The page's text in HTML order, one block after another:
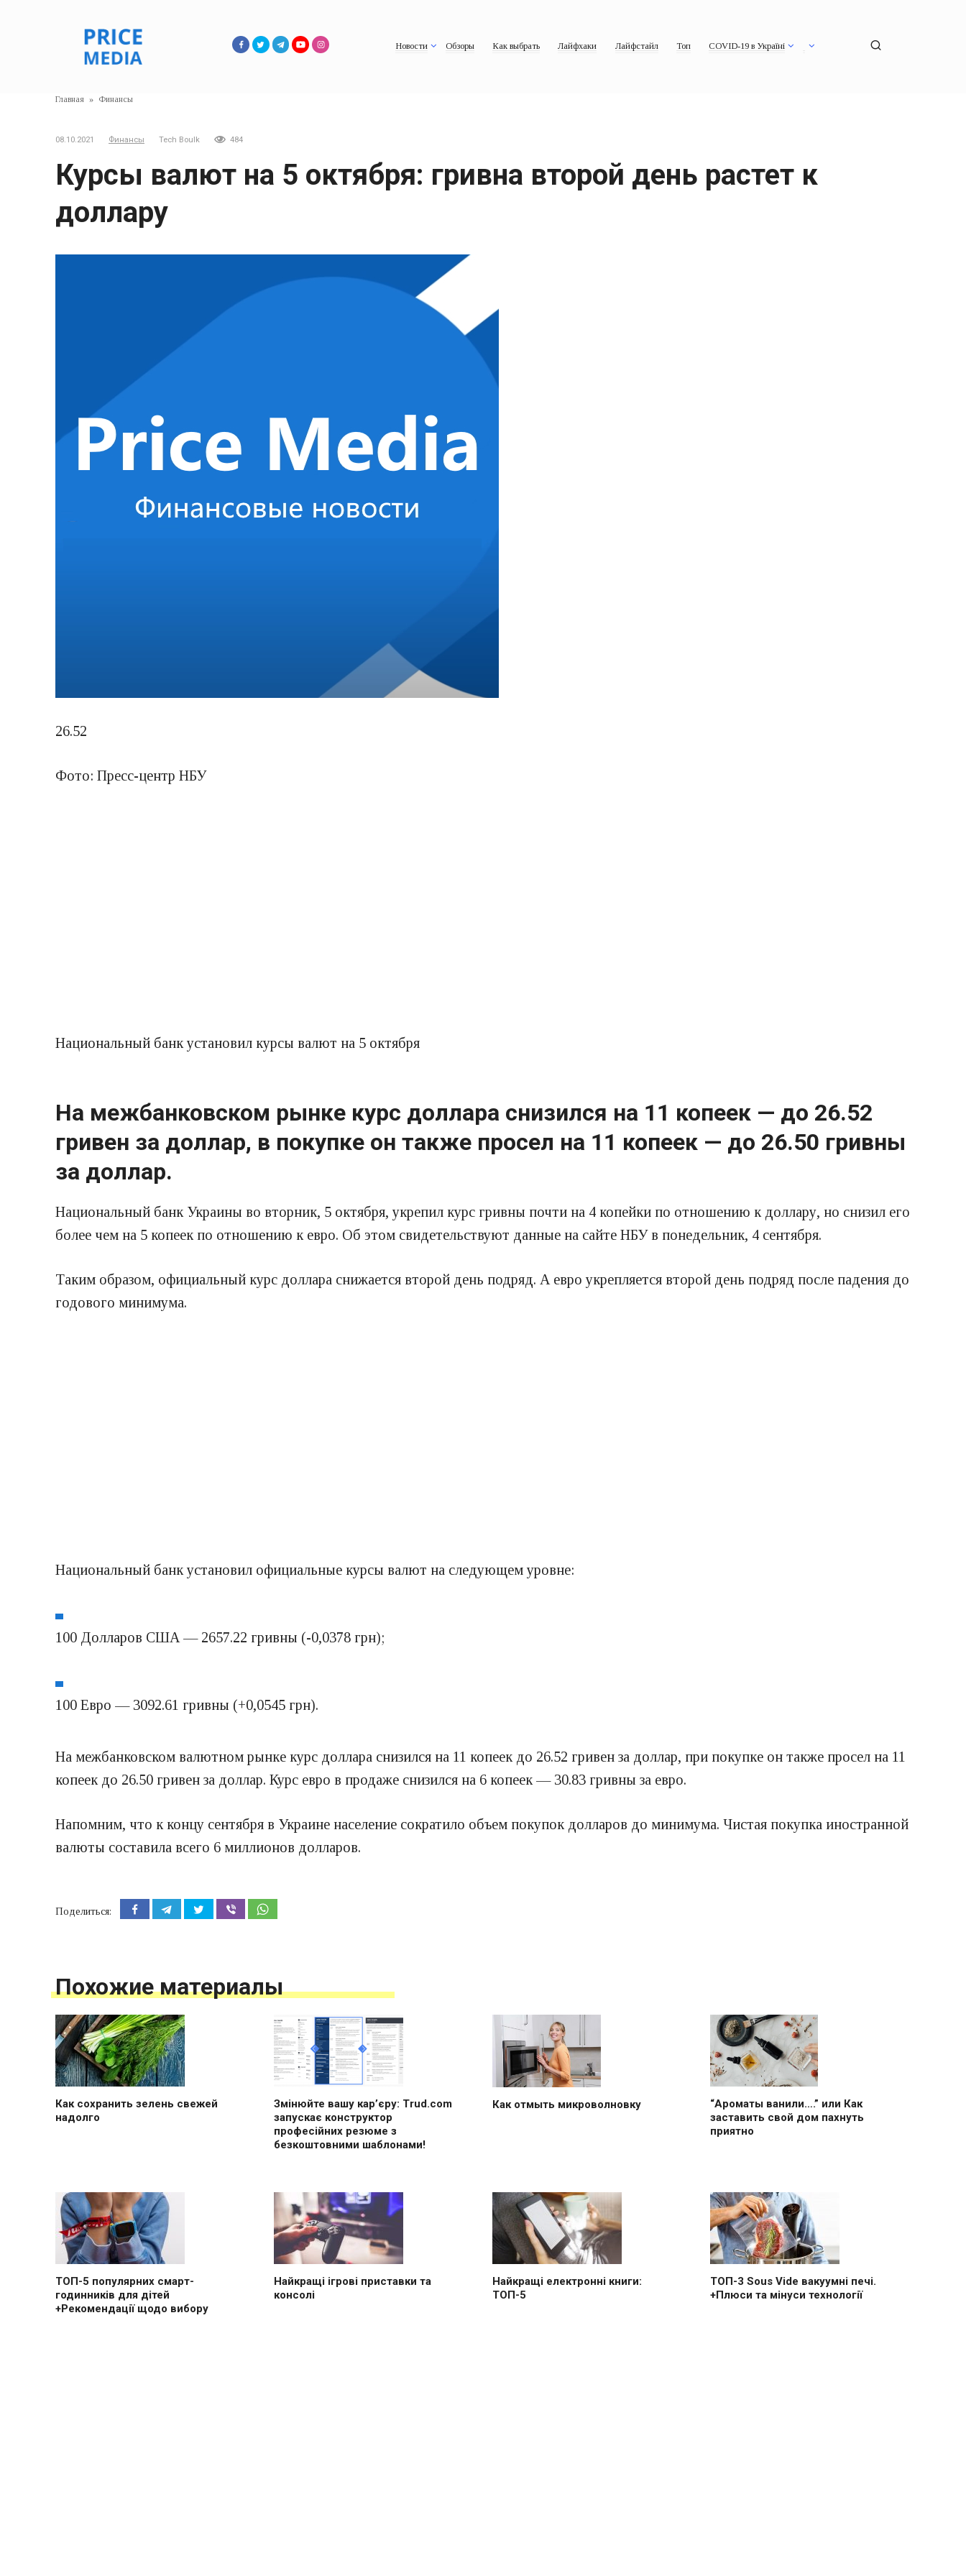
Новости Обзоры Как выбрать Лайфхаки Лайфстайл Топ COVID-19 в Україні
Главная » Финансы
08.10.2021 Финансы Tech Boulk 484
Курсы валют на 5 октября: гривна второй день растет к
доллару
26.52
Фото: Пресс-центр НБУ
Национальный банк установил курсы валют на 5 октября
На межбанковском рынке курс доллара снизился на 11 копеек — до 26.52
гривен за доллар, в покупке он также просел на 11 копеек — до 26.50 гривны
за доллар.
Национальный банк Украины во вторник, 5 октября, укрепил курс гривны почти на 4 копейки по отношению к доллару, но снизил его
более чем на 5 копеек по отношению к евро. Об этом свидетельствуют данные на сайте НБУ в понедельник, 4 сентября.
Таким образом, официальный курс доллара снижается второй день подряд. А евро укрепляется второй день подряд после падения до
годового минимума.
Национальный банк установил официальные курсы валют на следующем уровне:
100 Долларов США — 2657.22 гривны (-0,0378 грн);
100 Евро — 3092.61 гривны (+0,0545 грн).
На межбанковском валютном рынке курс доллара снизился на 11 копеек до 26.52 гривен за доллар, при покупке он также просел на 11
копеек до 26.50 гривен за доллар. Курс евро в продаже снизился на 6 копеек — 30.83 гривны за евро.
Напомним, что к концу сентября в Украине население сократило объем покупок долларов до минимума. Чистая покупка иностранной
валюты составила всего 6 миллионов долларов.
Поделиться:
Похожие материалы
Как сохранить зелень свежей
надолго
Змінюйте вашу кар’єру: Trud.com
запускає конструктор
професійних резюме з
безкоштовними шаблонами!
Как отмыть микроволновку
“Ароматы ванили….” или Как
заставить свой дом пахнуть
приятно
ТОП-5 популярних смарт-
годинників для дітей
+Рекомендації щодо вибору
Найкращі ігрові приставки та
консолі
Найкращі електронні книги:
ТОП-5
ТОП-3 Sous Vide вакуумні печі.
+Плюси та мінуси технології